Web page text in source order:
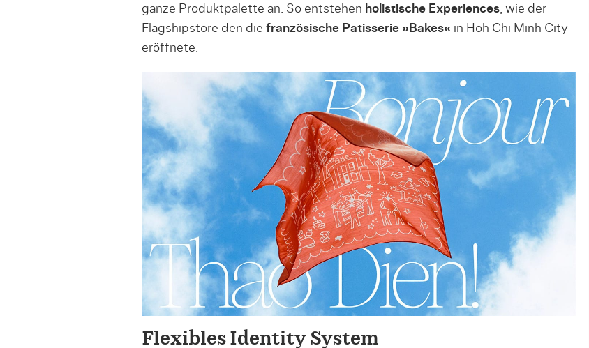
ganze Produktpalette an. So entstehen holistische Experiences, wie der
Flagshipstore den die französische Patisserie »Bakes« in Hoh Chi Minh City
eröffnete.
Flexibles Identity System